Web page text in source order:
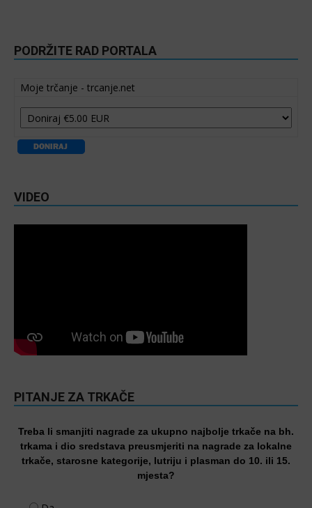
PODRŽITE RAD PORTALA
Moje trčanje - trcanje.net
VIDEO
PITANJE ZA TRKAČE
Treba li smanjiti nagrade za ukupno najbolje trkače na bh.
trkama i dio sredstava preusmjeriti na nagrade za lokalne
trkače, starosne kategorije, lutriju i plasman do 10. ili 15.
mjesta?